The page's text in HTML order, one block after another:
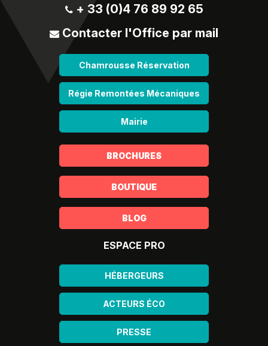
+ 33 (0)4 76 89 92 65
Contacter l'Office par mail
Chamrousse Réservation
Régie Remontées Mécaniques
Mairie
BROCHURES
BOUTIQUE
BLOG
ESPACE PRO
HÉBERGEURS
ACTEURS ÉCO
PRESSE